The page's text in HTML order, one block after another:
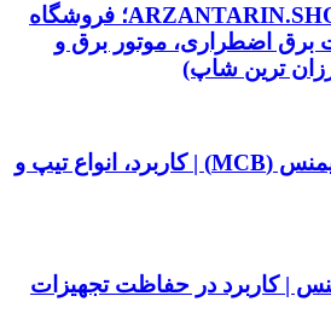
افتتاح رسمی ARZANTARIN.SHOP؛ فروشگاه
اضطراری، موتور برق و
ترین شاپ)
کلید مینیاتوری زیمنس (MCB) | کاربرد، انواع تیپ و
| کاربرد در حفاظت تجهیزات